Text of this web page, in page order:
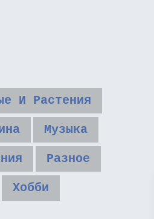
И Растения
Музыка
Разное
Хобби